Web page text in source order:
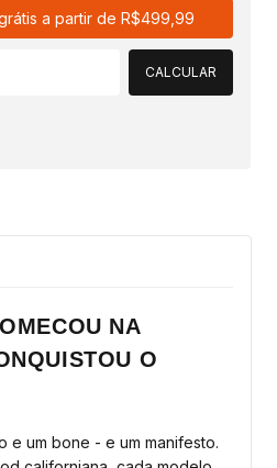
a partir de R$499,99
CALCULAR
NA
O
e um bone - e um manifesto.